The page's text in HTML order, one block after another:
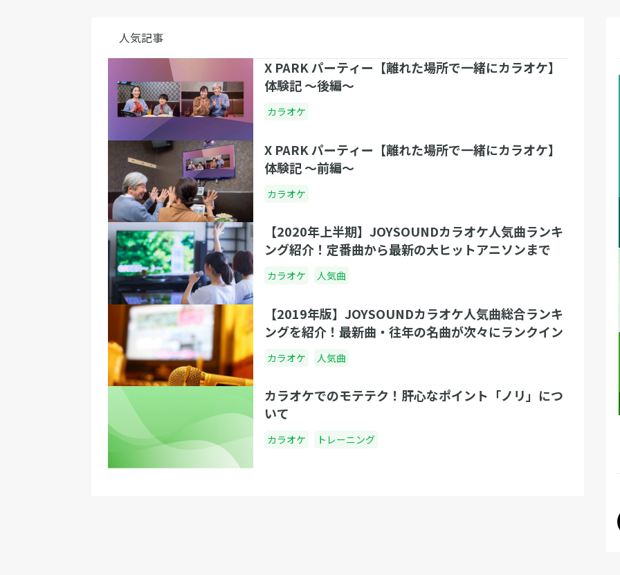
人気記事
X PARK パーティー【離れた場所で一緒にカラオケ】
体験記 ～後編～
カラオケ
X PARK パーティー【離れた場所で一緒にカラオケ】
体験記 ～前編～
カラオケ
【2020年上半期】JOYSOUNDカラオケ人気曲ランキ
ング紹介！定番曲から最新の大ヒットアニソンまで
カラオケ 人気曲
【2019年版】JOYSOUNDカラオケ人気曲総合ランキ
ングを紹介！最新曲・往年の名曲が次々にランクイン
カラオケ 人気曲
カラオケでのモテテク！肝心なポイント「ノリ」につ
いて
カラオケ トレーニング